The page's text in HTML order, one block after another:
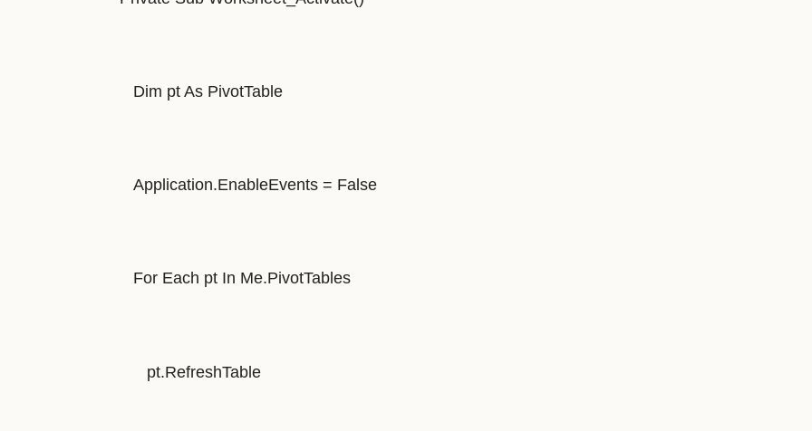
Dim pt As PivotTable
Application.EnableEvents = False
For Each pt In Me.PivotTables
pt.RefreshTable